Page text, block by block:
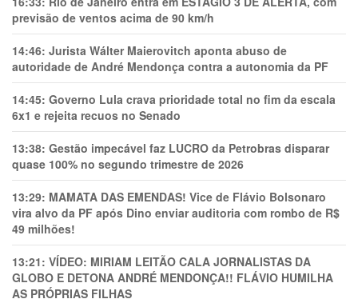
previsão de ventos acima de 90 km/h
14:46: Jurista Wálter Maierovitch aponta abuso de
autoridade de André Mendonça contra a autonomia da PF
14:45: Governo Lula crava prioridade total no fim da escala
6x1 e rejeita recuos no Senado
13:38: Gestão impecável faz LUCRO da Petrobras disparar
quase 100% no segundo trimestre de 2026
13:29: MAMATA DAS EMENDAS! Vice de Flávio Bolsonaro
vira alvo da PF após Dino enviar auditoria com rombo de R$
49 milhões!
13:21: VÍDEO: MIRIAM LEITÃO CALA JORNALISTAS DA
GLOBO E DETONA ANDRÉ MENDONÇA!! FLÁVIO HUMILHA
AS PRÓPRIAS FILHAS